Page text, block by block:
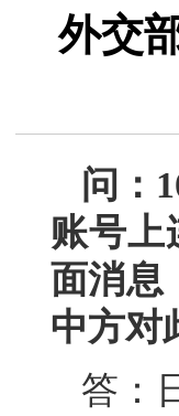
外交
问：
账号上
面消息
中方对
答：